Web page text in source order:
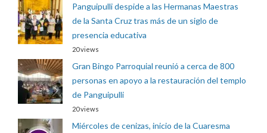
Panguipulli despide a las Hermanas Maestras
de la Santa Cruz tras más de un siglo de
presencia educativa
20 views
Gran Bingo Parroquial reunió a cerca de 800
personas en apoyo a la restauración del templo
de Panguipulli
20 views
Miércoles de cenizas, inicio de la Cuaresma